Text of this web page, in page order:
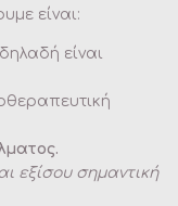
είναι:
είναι
εξίσου σημαντική